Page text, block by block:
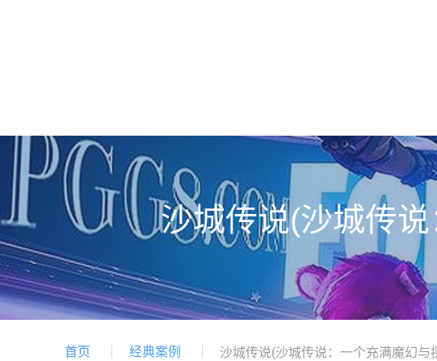
沙城传说(沙城传
首页 经典案例 沙城传说(沙城传说：一个充满魔幻与